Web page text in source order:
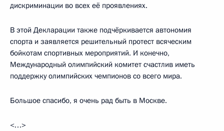
дискриминации во всех её проявлениях.
В этой Декларации также подчёркивается автономия
спорта и заявляется решительный протест всяческим
бойкотам спортивных мероприятий. И конечно,
Международный олимпийский комитет счастлив иметь
поддержку олимпийских чемпионов со всего мира.
Большое спасибо, я очень рад быть в Москве.
<…>